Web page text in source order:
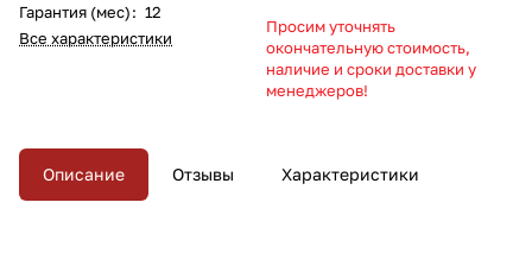
Гарантия (мес): 12
Все характеристики
Просим уточнять
окончательную стоимость,
наличие и сроки доставки у
менеджеров!
Описание Отзывы Характеристики